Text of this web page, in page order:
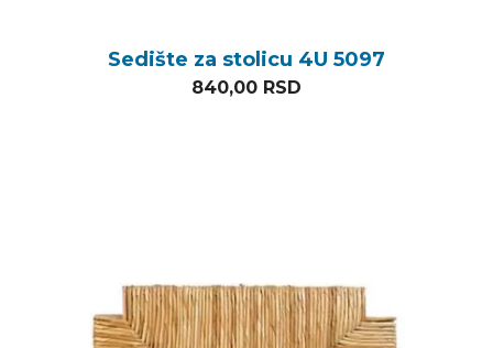
Sedište za stolicu 4U 5097
840,00 RSD